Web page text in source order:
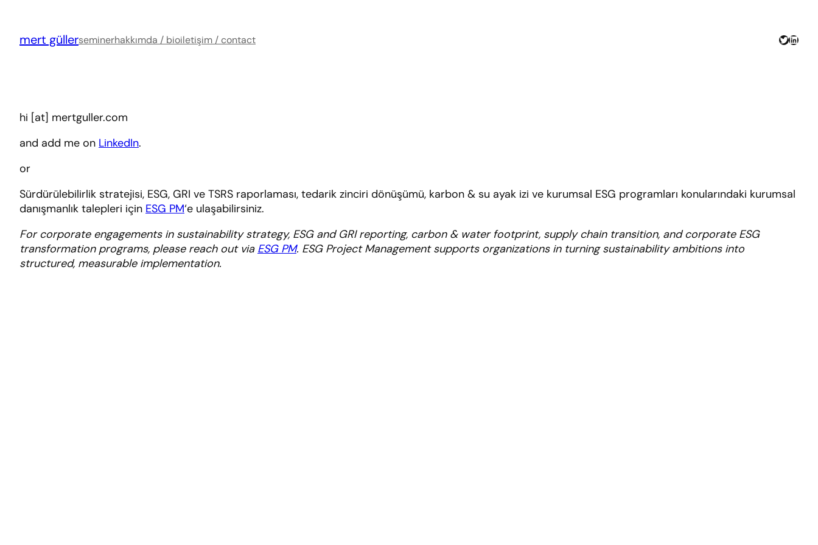
mert güllerseminerhakkımda / bioiletişim / contact Twitter
hi [at] mertguller.com
and add me on LinkedIn.
or
Sürdürülebilirlik stratejisi, ESG, GRI ve TSRS raporlaması, tedarik zinciri dönüşümü, karbon & su ayak izi ve kurumsal ESG programları konularındaki kurumsal
danışmanlık talepleri için ESG PM‘e ulaşabilirsiniz.
For corporate engagements in sustainability strategy, ESG and GRI reporting, carbon & water footprint, supply chain transition, and corporate ESG
transformation programs, please reach out via ESG PM. ESG Project Management supports organizations in turning sustainability ambitions into
structured, measurable implementation.